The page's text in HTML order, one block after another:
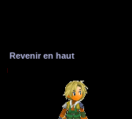
Revenir en haut